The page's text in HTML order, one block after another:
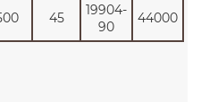
45
19904-
90
44000